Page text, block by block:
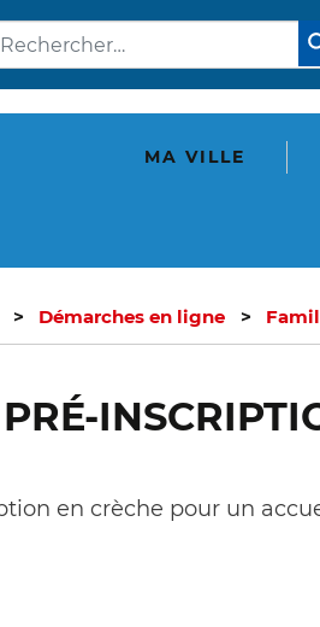
MA VILLE
Démarches en ligne
en crèche pour un